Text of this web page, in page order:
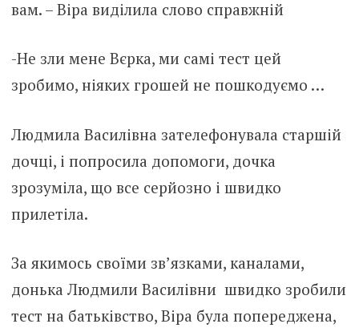
вам. – Віра виділила слово справжній
-Не зли мене Вєрка, ми самі тест цей
зробимо, ніяких грошей не пошкодуємо …
Людмила Василівна зателефонувала старшій
дочці, і попросила допомоги, дочка
зрозуміла, що все серйозно і швидко
прилетіла.
За якимось своїми зв’язками, каналами,
донька Людмили Василівни швидко зробили
тест на батьківство, Віра була попереджена,